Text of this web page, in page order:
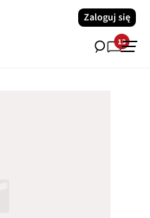
Zaloguj się
13